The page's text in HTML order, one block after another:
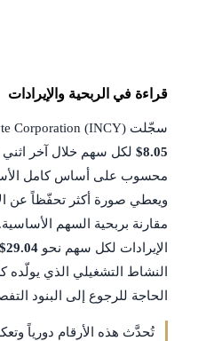
قراءة في الربحية والإيرادات
سجّلت Incyte Corporation (INCY) ربحية مخفّفة قدرها
$8.05لكل سهم خلال آخر
محسوب على أساس كامل الأسهم
ويعطي صورة أكثر تحفّظاً عن
مقارنة بربحية السهم
الإيرادات لكل سهم نحو $29.04
النشاط التشغيلي الذي
الحاجة للرجوع إلى البنود
تُحدَّث هذه الأرقام دورياً